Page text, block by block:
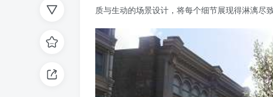
质与生动的场景设计，将每个细节展现得淋漓尽